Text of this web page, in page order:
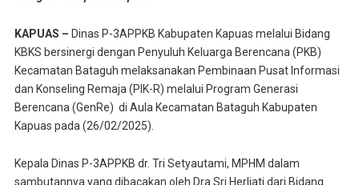
KAPUAS – Dinas P-3APPKB Kabupaten Kapuas melalui Bidang
KBKS bersinergi dengan Penyuluh Keluarga Berencana (PKB)
Kecamatan Bataguh melaksanakan Pembinaan Pusat Informasi
dan Konseling Remaja (PIK-R) melalui Program Generasi
Berencana (GenRe) di Aula Kecamatan Bataguh Kabupaten
Kapuas pada (26/02/2025).
Kepala Dinas P-3APPKB dr. Tri Setyautami, MPHM dalam
sambutannya yang dibacakan oleh Dra.Sri Herliati dari Bidang